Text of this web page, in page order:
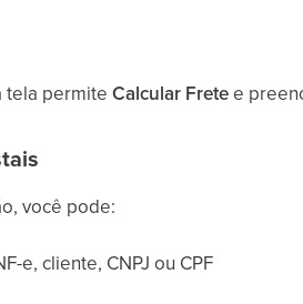
tela permite Calcular Fretee
você pode:
e, cliente, CNPJ ou CPF